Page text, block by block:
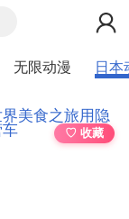
无限动漫 日本
美食之旅用隐
♡ 收藏